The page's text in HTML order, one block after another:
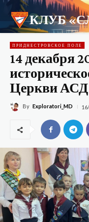
КЛУБ
ПРИДНЕСТРОВСКОЕ ПОЛЕ
14 декабря
Церкви АСД
By Exploratori_MD